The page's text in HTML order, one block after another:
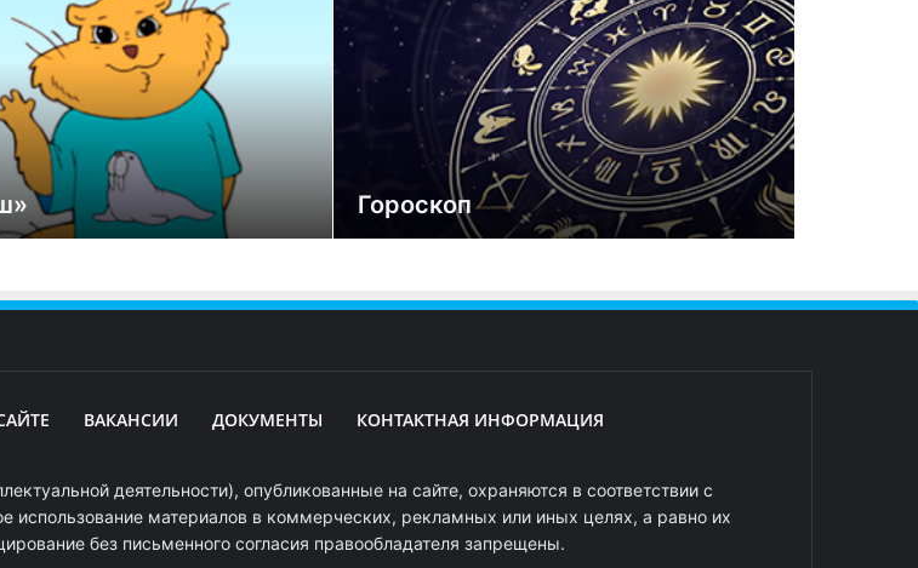
Гороскоп
ВАКАНСИИ ДОКУМЕНТЫ КОНТАКТНАЯ ИНФОРМАЦИЯ
деятельности), опубликованные на сайте, охраняются в соответствии с
использование материалов в коммерческих, рекламных или иных целях, а равно их
без письменного согласия правообладателя запрещены.